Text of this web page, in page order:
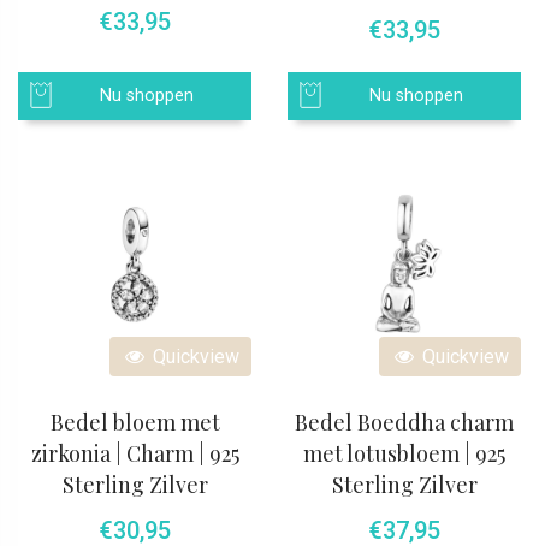
€33,95
Nu shoppen
€33,95
Nu shoppen
Quickview
Bedel bloem met
zirkonia | Charm | 925
Sterling Zilver
€30,95
Quickview
Bedel Boeddha charm
met lotusbloem | 925
Sterling Zilver
€37,95